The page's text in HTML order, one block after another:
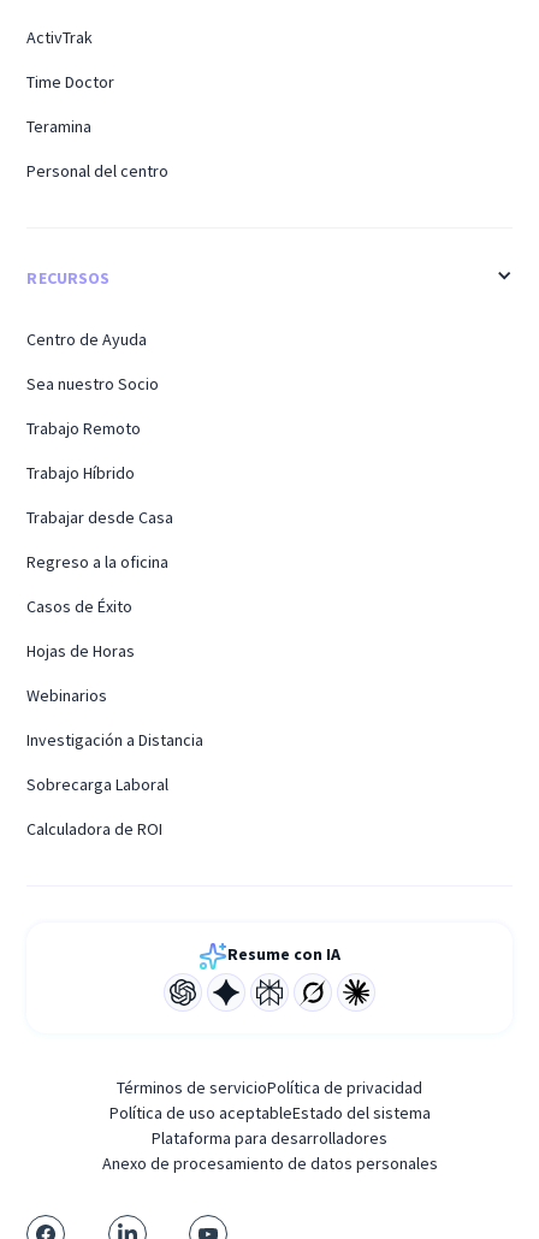
ActivTrak
Time Doctor
Teramina
Personal del centro
RECURSOS
Centro de Ayuda
Sea nuestro Socio
Trabajo Remoto
Trabajo Híbrido
Trabajar desde Casa
Regreso a la oficina
Casos de Éxito
Hojas de Horas
Webinarios
Investigación a Distancia
Sobrecarga Laboral
Calculadora de ROI
Resume con IA
Términos de servicioPolítica de privacidad
Política de uso aceptableEstado del sistema
Plataforma para desarrolladores
Anexo de procesamiento de datos personales